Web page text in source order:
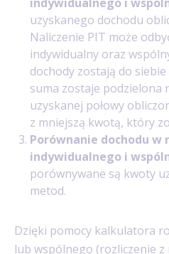
uzyskanego dochodu
Naliczenie PIT może
indywidualny oraz
dochody zostają do
suma zostaje podzielona
uzyskanej połowy
z mniejszą kwotą, który
Porównanie dochodu w
indywidualnego i
porównywane są kwoty
metod.
Dzięki pomocy kalkulatora
lub wspólnego (rozliczenie z